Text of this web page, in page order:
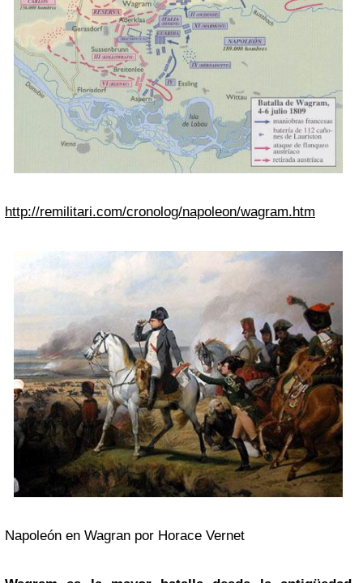
http://remilitari.com/cronolog/napoleon/wagram.htm
Napoleón en Wagran por Horace Vernet